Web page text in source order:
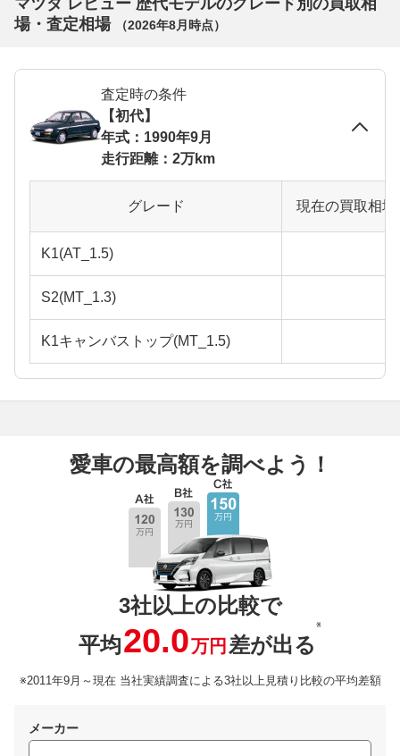
場・査定相場
（2026年8月 時点）
査定時の条件
【初代】
年式：1990年9月
走行距離：2万km
グレード 現在の買取相
K1(AT_1.5)
S2(MT_1.3)
K1キャンバストップ(MT_1.5)
愛車の最高額を調べよう！
3社以上の比較で
平均20.0万円 差が出る
※
※2011年9月～現在 当社実績調査による3社以上見積り比較の平均差額
メーカー